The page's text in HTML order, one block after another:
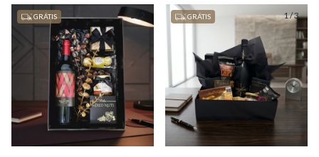
1/ 2
GRÁTIS 1/3
GRÁTIS